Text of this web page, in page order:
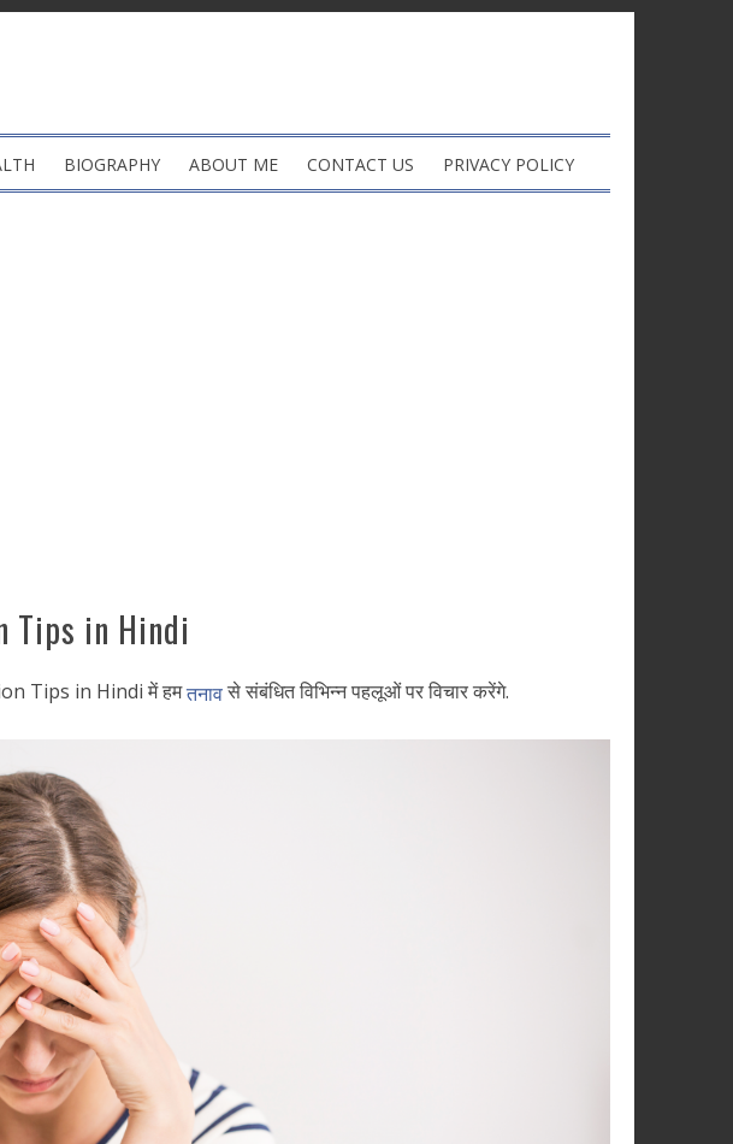
BIOGRAPHY ABOUT ME CONTACT US PRIVACY POLICY
Tips in Hindi
Tips in Hindi में हमतनावसे संबंधित विभिन्न पहलूओं पर विचार करेंगे.